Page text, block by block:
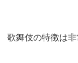
歌舞伎の特徴は非